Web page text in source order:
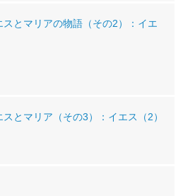
とマリアの物語（その2）：イエ
とマリア（その3）：イエス（2）